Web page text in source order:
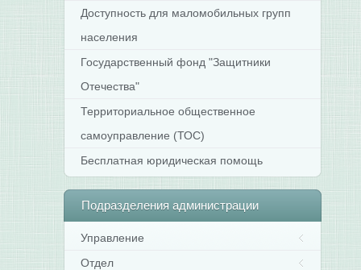
Доступность для маломобильных групп
населения
Государственный фонд "Защитники
Отечества"
Территориальное общественное
самоуправление (ТОС)
Бесплатная юридическая помощь
Подразделения администрации
Управление
Отдел